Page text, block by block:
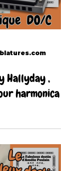
Hallyday ,
harmonica